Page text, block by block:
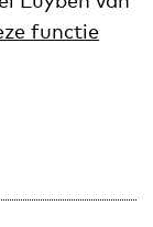
functie